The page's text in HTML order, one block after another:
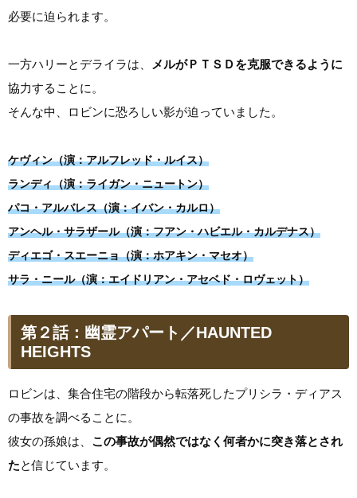
必要に迫られます。
一方ハリーとデライラは、
メルがＰＴＳＤを克服できるように
協力することに。
そんな中、ロビンに恐ろしい影が迫っていました。
ケヴィン（演：アルフレッド・ルイス）
ランディ（演：ライガン・ニュートン）
パコ・アルバレス（演：イバン・カルロ）
アンヘル・サラザール（演：フアン・ハビエル・カルデナス）
ディエゴ・スエーニョ（演：ホアキン・マセオ）
サラ・ニール（演：エイドリアン・アセベド・ロヴェット）
第２話：幽霊アパート／HAUNTED
HEIGHTS
ロビンは、集合住宅の階段から転落死したプリシラ・ディアス
の事故を調べることに。
彼女の孫娘は、 この事故が偶然ではなく何者かに突き落とされ
たと信じています。